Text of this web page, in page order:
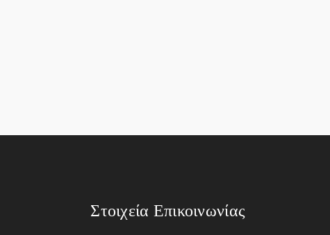
Στοιχεία Επικοινωνίας